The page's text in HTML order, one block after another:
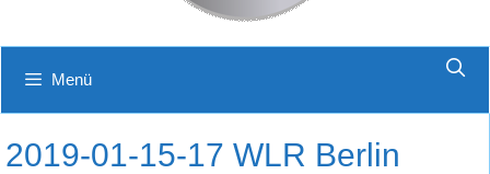
Menü
2019-01-15-17 WLR Berlin